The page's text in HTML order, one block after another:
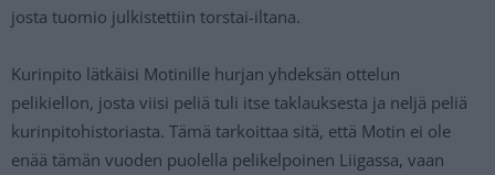
josta tuomio julkistettiin torstai-iltana.
Kurinpito lätkäisi Motinille hurjan yhdeksän ottelun
pelikiellon, josta viisi peliä tuli itse taklauksesta ja neljä peliä
kurinpitohistoriasta. Tämä tarkoittaa sitä, että Motin ei ole
enää tämän vuoden puolella pelikelpoinen Liigassa, vaan